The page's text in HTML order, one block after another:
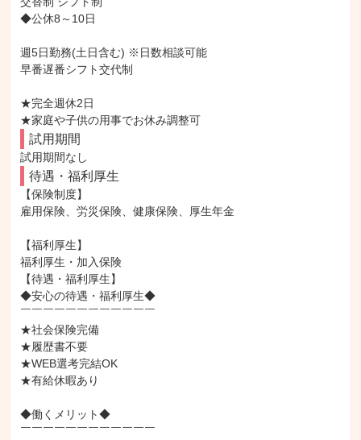
◆公休8～10日
週5日勤務(土日含む) ※日数相談可能
早番遅番シフト交代制
★完全週休2日
★家庭や子供の用事でお休み調整可
試用期間
試用期間なし
待遇・福利厚生
【保険制度】
雇用保険、労災保険、健康保険、厚生年金
【福利厚生】
福利厚生・加入保険
【待遇・福利厚生】
◆安心の待遇・福利厚生◆
￣￣￣￣￣￣￣￣￣￣￣￣
★社会保険完備
★履歴書不要
★WEB選考完結OK
★有給休暇あり
◆働くメリット◆
￣￣￣￣￣￣￣￣￣￣￣￣